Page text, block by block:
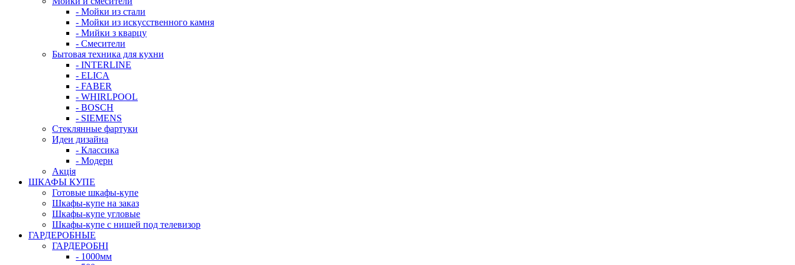
- Мойки из стали
- Мойки из искусственного камня
- Мийки з кварцу
- Смесители
Бытовая техника для кухни
- INTERLINE
- ELICA
- FABER
- WHIRLPOOL
- BOSCH
- SIEMENS
Стеклянные фартуки
Идеи дизайна
- Класcика
- Модерн
Акція
ШКАФЫ КУПЕ
Готовые шкафы-купе
Шкафы-купе на заказ
Шкафы-купе угловые
Шкафы-купе с нишей под телевизор
ГАРДЕРОБНЫЕ
ГАРДЕРОБНІ
- 1000мм